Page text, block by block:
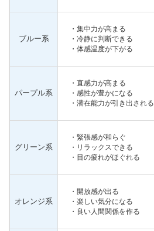
ブルー系
・集中力が高まる
・冷静に判断できる
・体感温度が下がる
パープル系
・直感力が高まる
・感性が豊かになる
・潜在能力が引き出される
グリーン系
・緊張感が和らぐ
・リラックスできる
・目の疲れがほぐれる
オレンジ系
・開放感が出る
・楽しい気分になる
・良い人間関係を作る